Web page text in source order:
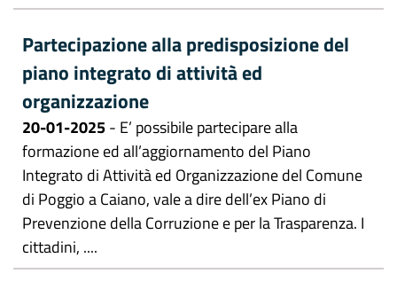
Partecipazione alla predisposizione del
piano integrato di attività ed
organizzazione
20-01-2025- E’ possibile partecipare alla
formazione ed all’aggiornamento del Piano
Integrato di Attività ed Organizzazione del Comune
di Poggio a Caiano, vale a dire dell’ex Piano di
Prevenzione della Corruzione e per la Trasparenza. I
cittadini, ....